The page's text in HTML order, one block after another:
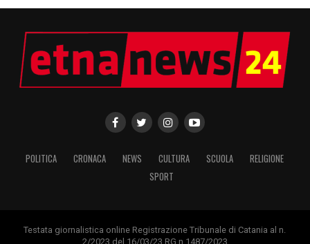
POLITICA CRONACA NEWS CULTURA SCUOLA
RELIGIONE
SPORT
Testata giornalistica online Registrazione Tribunale di Catania al n.
2/2023 del 16/03/23 RG n.1487/2023